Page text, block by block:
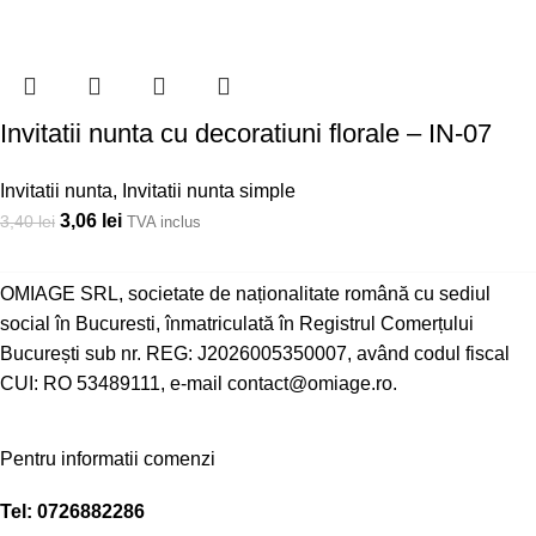
Invitatii nunta cu decoratiuni florale – IN-07
Invitatii nunta, Invitatii nunta simple
3,40lei 3,06 lei TVA inclus
OMIAGE SRL, societate de naționalitate română cu sediul
social în Bucuresti, înmatriculată în Registrul Comerțului
București sub nr. REG: J2026005350007, având codul fiscal
CUI: RO 53489111, e-mail contact@omiage.ro.
Pentru informatii comenzi
Tel: 0726882286